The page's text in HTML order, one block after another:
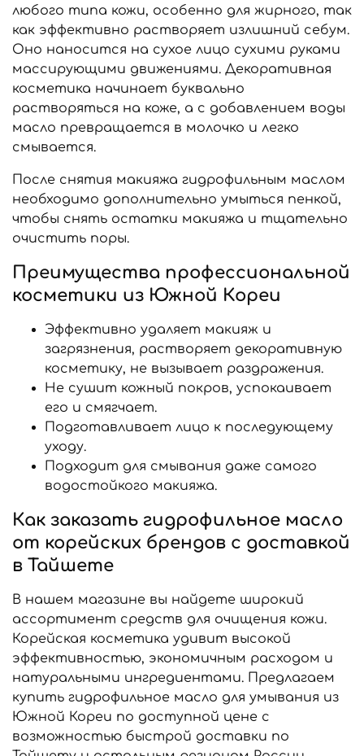
любого типа кожи, особенно для жирного, так
как эффективно растворяет излишний себум.
Оно наносится на сухое лицо сухими руками
массирующими движениями. Декоративная
косметика начинает буквально
растворяться на коже, а с добавлением воды
масло превращается в молочко и легко
смывается.
После снятия макияжа гидрофильным маслом
необходимо дополнительно умыться пенкой,
чтобы снять остатки макияжа и тщательно
очистить поры.
Преимущества профессиональной
косметики из Южной Кореи
Эффективно удаляет макияж и
загрязнения, растворяет декоративную
косметику, не вызывает раздражения.
Не сушит кожный покров, успокаивает
его и смягчает.
Подготавливает лицо к последующему
уходу.
Подходит для смывания даже самого
водостойкого макияжа.
Как заказать гидрофильное масло
от корейских брендов с доставкой
в Тайшете
В нашем магазине вы найдете широкий
ассортимент средств для очищения кожи.
Корейская косметика удивит высокой
эффективностью, экономичным расходом и
натуральными ингредиентами. Предлагаем
купить гидрофильное масло для умывания из
Южной Кореи по доступной цене с
возможностью быстрой доставки по